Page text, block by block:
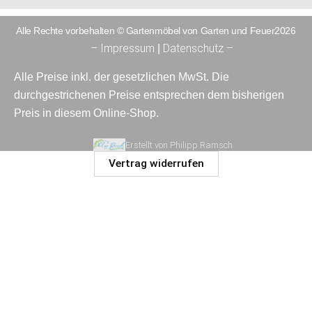
Alle Rechte vorbehalten © Gartenmöbel von Garten und Feuer2026
– Impressum Datenschutz –
Alle Preise inkl. der gesetzlichen MwSt. Die
durchgestrichenen Preise entsprechen dem bisherigen
Preis in diesem Online-Shop.
Erstellt von Philipp Ramsch
Vertrag widerrufen